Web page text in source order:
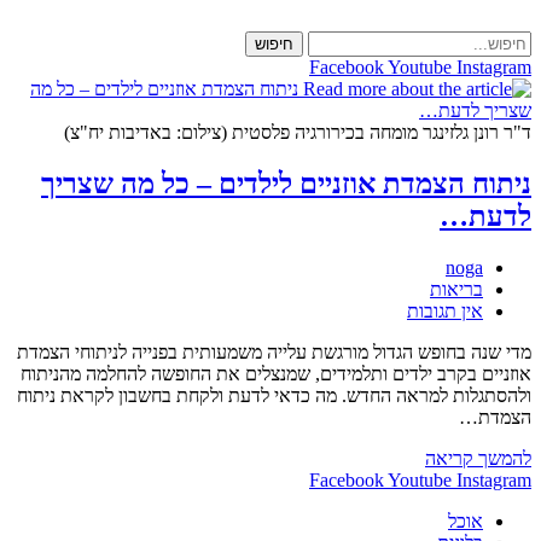
to
content
חיפוש
FacebookYoutube Instagram
ד"ר רונן גלזינגר מומחה בכירורגיה פלסטית (צילום: באדיבות יח"צ)
ניתוח הצמדת אוזניים לילדים – כל מה שצריך
לדעת…
מחבר:
noga
קטגוריה:
בריאות
תגובות:
אין תגובות
מדי שנה בחופש הגדול מורגשת עלייה משמעותית בפנייה לניתוחי הצמדת
אוזניים בקרב ילדים ותלמידים, שמנצלים את החופשה להחלמה מהניתוח
ולהסתגלות למראה החדש. מה כדאי לדעת ולקחת בחשבון לקראת ניתוח
הצמדת…
להמשך קריאהניתוח
הצמדתFacebookYoutube Instagram
אוכל